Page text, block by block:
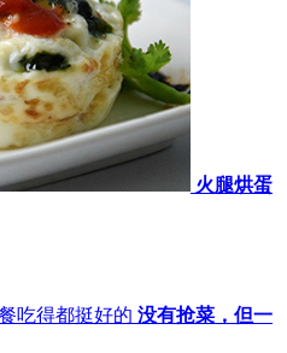
火腿烘蛋
没有抢菜，但一